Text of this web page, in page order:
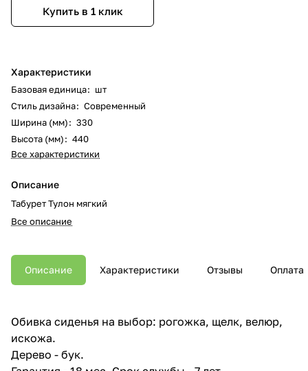
Купить в 1 клик
Характеристики
Базовая единица: шт
Стиль дизайна: Современный
Ширина (мм): 330
Высота (мм): 440
Все характеристики
Описание
Табурет Тулон мягкий
Все описание
Описание Характеристики Отзывы Оплата
Обивка сиденья на выбор: рогожка, щелк, велюр,
искожа.
Дерево - бук.